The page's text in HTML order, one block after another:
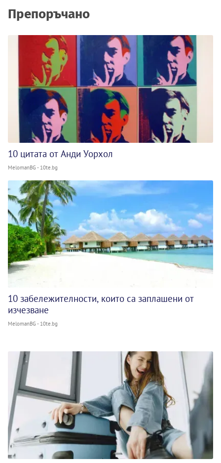
Препоръчано
10 цитата от Анди Уорхол
MelomanBG - 10te.bg
10 забележителности, които са заплашени от
изчезване
MelomanBG - 10te.bg